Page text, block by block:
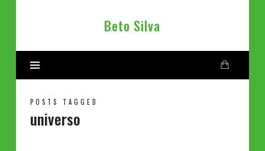
Beto
Beto Silva
POSTS TAGGED
universo